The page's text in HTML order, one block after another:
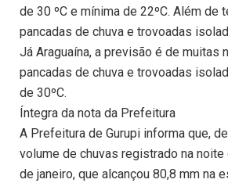
de 30 ºC e mínima de 22ºC. Além de
pancadas de chuva e trovoadas
Já Araguaína, a previsão é de muitas
pancadas de chuva e trovoadas
de 30ºC.
Íntegra da nota da Prefeitura
A Prefeitura de Gurupi informa que,
volume de chuvas registrado na
de janeiro, que alcançou 80,8 mm na